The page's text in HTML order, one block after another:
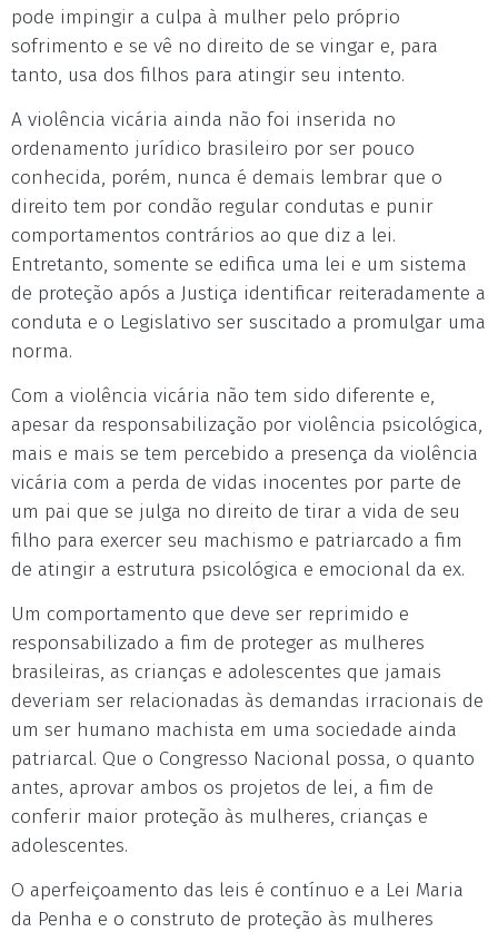
pode impingir a culpa à mulher pelo próprio
sofrimento e se vê no direito de se vingar e, para
tanto, usa dos filhos para atingir seu intento.
A violência vicária ainda não foi inserida no
ordenamento jurídico brasileiro por ser pouco
conhecida, porém, nunca é demais lembrar que o
direito tem por condão regular condutas e punir
comportamentos contrários ao que diz a lei.
Entretanto, somente se edifica uma lei e um sistema
de proteção após a Justiça identificar reiteradamente a
conduta e o Legislativo ser suscitado a promulgar uma
norma.
Com a violência vicária não tem sido diferente e,
apesar da responsabilização por violência psicológica,
mais e mais se tem percebido a presença da violência
vicária com a perda de vidas inocentes por parte de
um pai que se julga no direito de tirar a vida de seu
filho para exercer seu machismo e patriarcado a fim
de atingir a estrutura psicológica e emocional da ex.
Um comportamento que deve ser reprimido e
responsabilizado a fim de proteger as mulheres
brasileiras, as crianças e adolescentes que jamais
deveriam ser relacionadas às demandas irracionais de
um ser humano machista em uma sociedade ainda
patriarcal. Que o Congresso Nacional possa, o quanto
antes, aprovar ambos os projetos de lei, a fim de
conferir maior proteção às mulheres, crianças e
adolescentes.
O aperfeiçoamento das leis é contínuo e a Lei Maria
da Penha e o construto de proteção às mulheres